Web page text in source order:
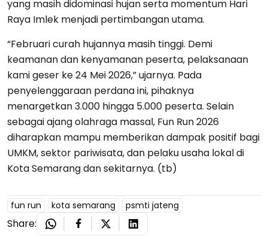
yang masih didominasi hujan serta momentum Hari
Raya Imlek menjadi pertimbangan utama.
“Februari curah hujannya masih tinggi. Demi
keamanan dan kenyamanan peserta, pelaksanaan
kami geser ke 24 Mei 2026,” ujarnya. Pada
penyelenggaraan perdana ini, pihaknya
menargetkan 3.000 hingga 5.000 peserta. Selain
sebagai ajang olahraga massal, Fun Run 2026
diharapkan mampu memberikan dampak positif bagi
UMKM, sektor pariwisata, dan pelaku usaha lokal di
Kota Semarang dan sekitarnya. (tb)
fun run kota semarang psmti jateng
Share: